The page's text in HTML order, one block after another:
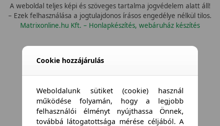
A weboldal teljes képi és szöveges tartalma jogvédelem alatt áll!
– Ezek felhasználása a jogtulajdonos írásos engedélye nélkül tilos.
Matrixonline.hu Kft. – Honlapkészítés, webáruház készítés
Cookie hozzájárulás
Weboldalunk sütiket (cookie) használ
működése folyamán, hogy a legjobb
felhasználói élményt nyújthassa Önnek,
továbbá látogatottsága mérése céljából. A